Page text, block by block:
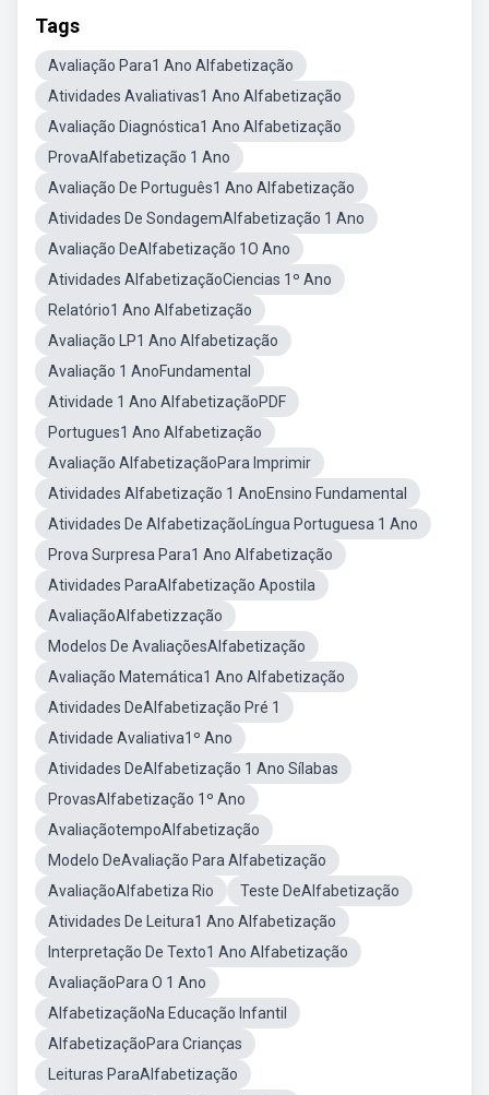
Tags
Avaliação Para1 Ano Alfabetização
Atividades Avaliativas1 Ano Alfabetização
Avaliação Diagnóstica1 Ano Alfabetização
ProvaAlfabetização 1 Ano
Avaliação De Português1 Ano Alfabetização
Atividades De SondagemAlfabetização 1 Ano
Avaliação DeAlfabetização 1O Ano
Atividades AlfabetizaçãoCiencias 1º Ano
Relatório1 Ano Alfabetização
Avaliação LP1 Ano Alfabetização
Avaliação 1 AnoFundamental
Atividade 1 Ano AlfabetizaçãoPDF
Portugues1 Ano Alfabetização
Avaliação AlfabetizaçãoPara Imprimir
Atividades Alfabetização 1 AnoEnsino Fundamental
Atividades De AlfabetizaçãoLíngua Portuguesa 1 Ano
Prova Surpresa Para1 Ano Alfabetização
Atividades ParaAlfabetização Apostila
AvaliaçãoAlfabetizzação
Modelos De AvaliaçõesAlfabetização
Avaliação Matemática1 Ano Alfabetização
Atividades DeAlfabetização Pré 1
Atividade Avaliativa1º Ano
Atividades DeAlfabetização 1 Ano Sílabas
ProvasAlfabetização 1º Ano
AvaliaçãotempoAlfabetização
Modelo DeAvaliação Para Alfabetização
AvaliaçãoAlfabetiza Rio
Teste DeAlfabetização
Atividades De Leitura1 Ano Alfabetização
Interpretação De Texto1 Ano Alfabetização
AvaliaçãoPara O 1 Ano
AlfabetizaçãoNa Educação Infantil
AlfabetizaçãoPara Crianças
Leituras ParaAlfabetização